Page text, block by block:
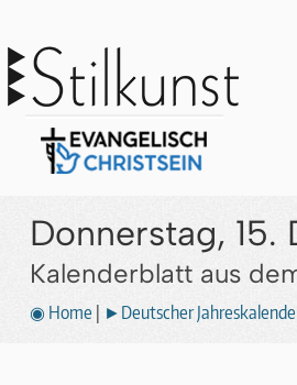
Donnerstag,
Kalenderblatt aus
◉ Home ►Deutscher